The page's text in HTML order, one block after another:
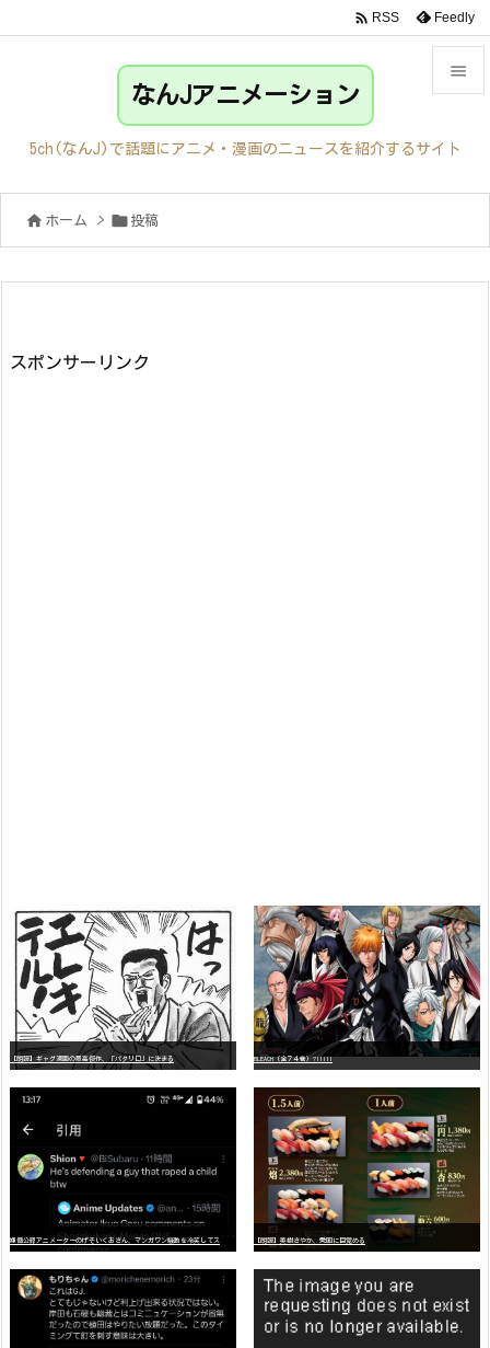

サイド
前へ

 RSS Feedly
なんJアニメーション
5ch(なんJ)で話題にアニメ・漫画のニュースを紹介するサイト
 ホーム >  投稿
スポンサーリンク
【朗報】ギャグ漫画の最高傑作、「パタリロ」に決まる BLEACH（全７４巻）?!!!!!
【朗報】美樹さやか、愛国に目覚める